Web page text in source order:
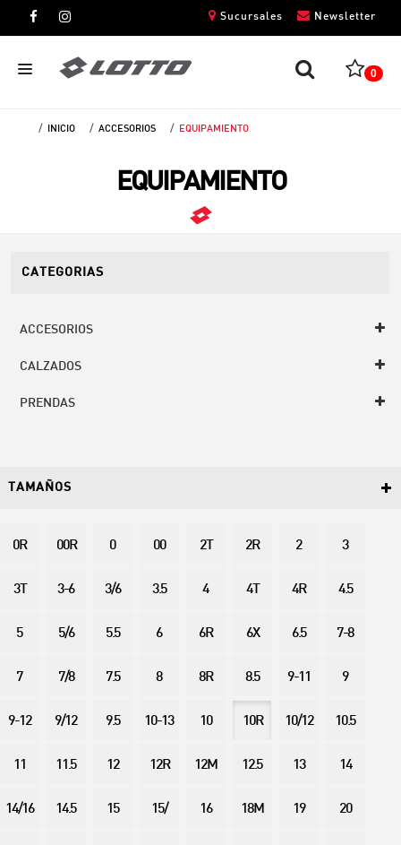
Newsletter
Sucursales
0
INICIO ACCESORIOS EQUIPAMIENTO
EQUIPAMIENTO
CATEGORIAS
ACCESORIOS
CALZADOS
PRENDAS
TAMAÑOS
0R 00R 0 00 2T 2R 2 3
3T 3-6 3/6 3.5 4 4T 4R 4.5
5 5/6 5.5 6 6R 6X 6.5 7-8
7 7/8 7.5 8 8R 8.5 9-11 9
9-12 9/12 9.5 10-13 10 10R 10/12 10.5
11 11.5 12 12R 12M 12.5 13 14
14/16 14.5 15 15/ 16 18M 19 20